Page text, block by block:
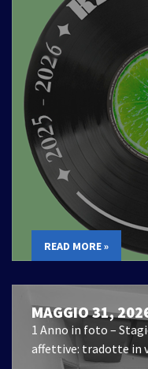
READ MORE »
MAGGIO 31,
1 Anno in foto –
affettive: tradotte in